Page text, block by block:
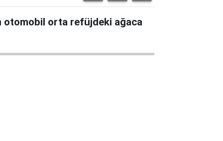
otomobil orta refüjdeki ağaca